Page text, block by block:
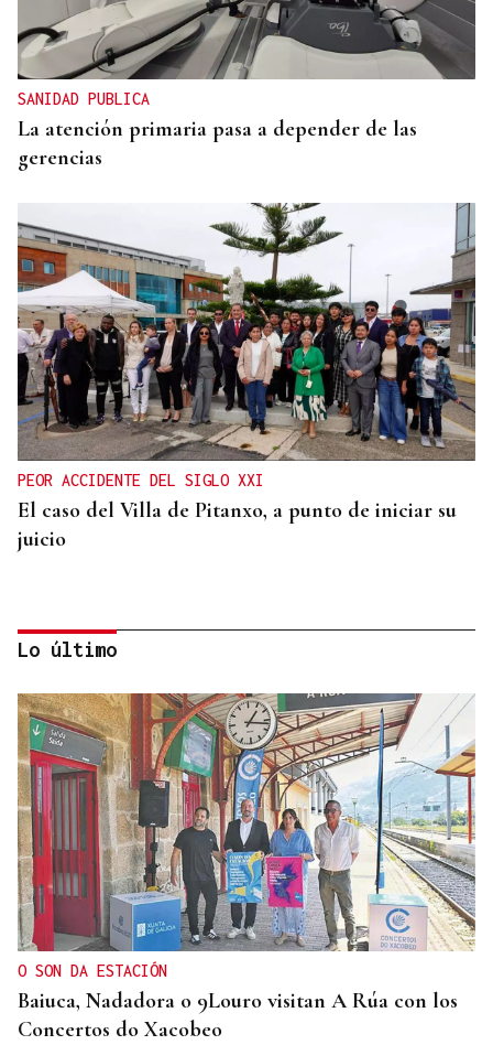
SANIDAD PUBLICA
La atención primaria pasa a depender de las
gerencias
PEOR ACCIDENTE DEL SIGLO XXI
El caso del Villa de Pitanxo, a punto de iniciar su
juicio
ACCIDENTE DE TRÁFICO
Mueren dos personas tras chocar su furgoneta
contra una camión de conservación en la A-6 en
Lugo
Lo último
O SON DA ESTACIÓN
Baiuca, Nadadora o 9Louro visitan A Rúa con los
Concertos do Xacobeo